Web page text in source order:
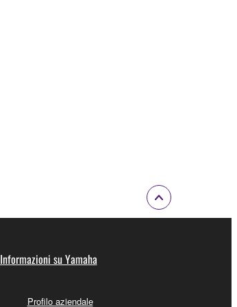
Informazioni su Yamaha
Profilo aziendale